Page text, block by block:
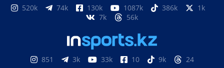
520k 74k 130k 1087k 386k
1k
7k
56k
851 3k 33k 10 9k 24